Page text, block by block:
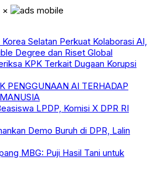
×
Selatan Perkuat Kolaborasi AI,
Degree dan Riset Global
KPK Terkait Dugaan Korupsi
PENGGUNAAN AI TERHADAP
LPDP, Komisi X DPR RI
Demo Buruh di DPR, Lalin
MBG: Puji Hasil Tani untuk